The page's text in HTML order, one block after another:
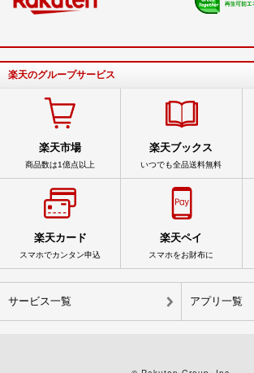
楽天のグループサービス
楽天市場
商品数は1億点以上
楽天ブックス
いつでも全品送料無料
楽天カード
スマホでカンタン申込
楽天ペイ
スマホをお財布に
サービス一覧 アプリ一覧